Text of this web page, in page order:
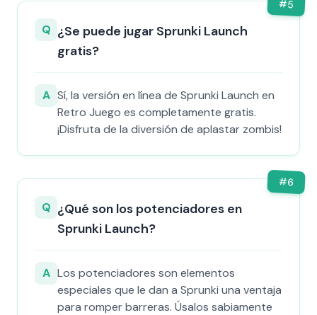
#5
Q ¿Se puede jugar Sprunki Launch
gratis?
A Sí, la versión en línea de Sprunki Launch en
Retro Juego es completamente gratis.
¡Disfruta de la diversión de aplastar zombis!
#6
Q ¿Qué son los potenciadores en
Sprunki Launch?
A Los potenciadores son elementos
especiales que le dan a Sprunki una ventaja
para romper barreras. Úsalos sabiamente